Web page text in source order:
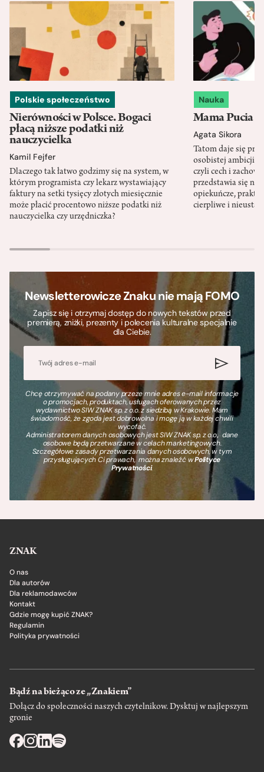
Polskie społeczeństwo
Nierówności w Polsce. Bogaci
płacą niższe podatki niż
nauczycielka
Kamil Fejfer
Dlaczego tak łatwo godzimy się na system, w
którym programista czy lekarz wystawiający
faktury na setki tysięcy złotych miesięcznie
może płacić procentowo niższe podatki niż
nauczycielka czy urzędniczka?
Nauka
Mama Pucia
Agata Sikora
Tatom daje się
osobistej ambicji,
czyli cech i
przedstawia się
opiekuńcze,
cierpliwe i
Newsletterowicze Znaku nie mają FOMO
Zapisz się i otrzymaj dostęp do nowych tekstów przed
premierą, zniżki, prezenty i polecenia kulturalne specjalnie
dla Ciebie.
Chcę otrzymywać na podany przeze mnie adres e-mail informacje
o promocjach, produktach, usługach oferowanych przez
wydawnictwo SIW ZNAK sp. z o.o. z siedzibą w Krakowie. Mam
świadomość, że zgoda jest dobrowolna i mogę ją w każdej chwili
wycofać.
Administratorem danych osobowych jest SIW ZNAK sp. z o.o., dane
osobowe będą przetwarzane w celach marketingowych.
Szczegółowe zasady przetwarzania danych osobowych, w tym
przysługujących Ci prawach, można znaleźć wPolityce
Prywatności.
ZNAK
O nas
Dla autorów
Dla reklamodawców
Kontakt
Gdzie mogę kupić ZNAK?
Regulamin
Polityka prywatności
Bądź na bieżąco ze „Znakiem”
Dołącz do społeczności naszych czytelnikow. Dysktuj w najlepszym
gronie